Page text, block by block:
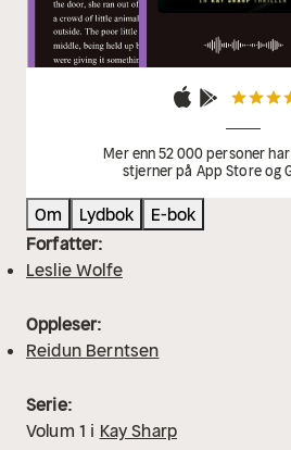
Mer enn 52 000 personer
stjerner på App Store og
Om Lydbok
E-bok
Forfatter:
Leslie Wolfe
Oppleser:
Reidun Berntsen
Serie:
Volum 1 i Kay Sharp